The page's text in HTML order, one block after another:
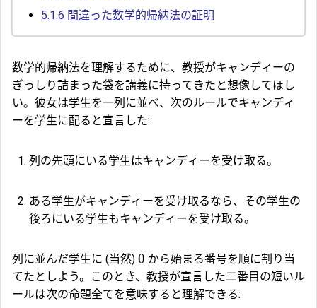
5.1.6 間違った数学的帰納法の証明
数学的帰納法を理解するために、教授がキャンディーの
ぎっしり詰まった袋を講義に持ってきたと想像してほし
い。彼女は学生を一列に並べ、次のルールでキャンディ
ーを学生に配ると宣言した:
列の先頭にいる学生はキャンディーを受け取る。
ある学生がキャンディーを受け取るなら、その学生の
後ろにいる学生もキャンディーを受け取る。
列に並んだ学生に (当然) 0 から始まる番号を順に割り当
てたとしよう。このとき、教授が宣言した二番目の短いル
ールは次の命題全てを意味すると理解できる: